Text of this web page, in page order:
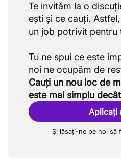
Te invităm la o
ești și ce cauți.
un job potrivit pentru
Tu ne spui ce este
Cauți un nou loc de
este mai simplu
Aplicați
Și lăsați-ne pe noi să